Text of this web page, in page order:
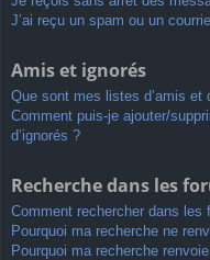
J’ai reçu un spam ou un
Amis et ignorés
Que sont mes listes d’amis et
Comment puis-je ajouter/
d’ignorés ?
Recherche dans les
Comment rechercher dans les
Pourquoi ma recherche ne
Pourquoi ma recherche